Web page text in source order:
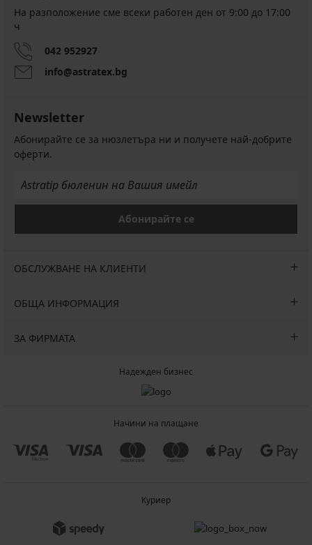
На разположение сме всеки работен ден от 9:00 до 17:00
ч
042 952927
info@astratex.bg
Newsletter
Абонирайте се за нюзлетъра ни и получете най-добрите
оферти.
Абонирайте се
ОБСЛУЖВАНЕ НА КЛИЕНТИ
ОБЩА ИНФОРМАЦИЯ
ЗА ФИРМАТА
Надежден бизнес
Начини на плащане
Куриер